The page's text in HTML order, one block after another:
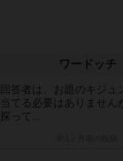
ワードッチ
回答者は、お題のキジュ
当てる必要はありません
探って...